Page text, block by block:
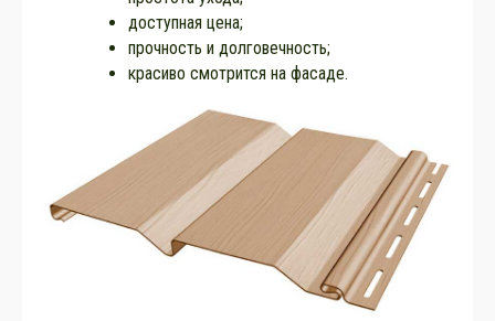
доступная цена;
прочность и долговечность;
красиво смотрится на фасаде.